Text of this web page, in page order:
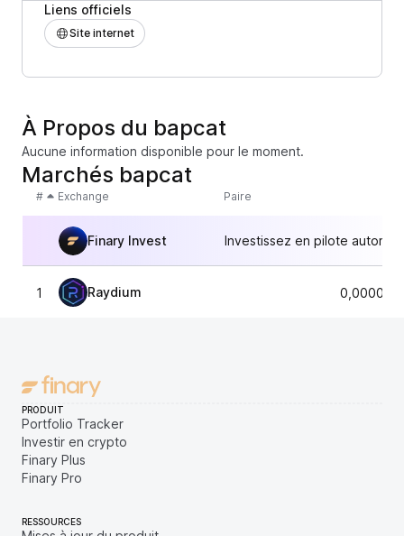
Liens officiels
Site internet
À Propos du bapcat
Aucune information disponible pour le moment.
Marchés bapcat
# Exchange Paire
Finary Invest Investissez en pilote
1 Raydium
PRODUIT
Portfolio Tracker
Investir en crypto
Finary Plus
Finary Pro
RESSOURCES